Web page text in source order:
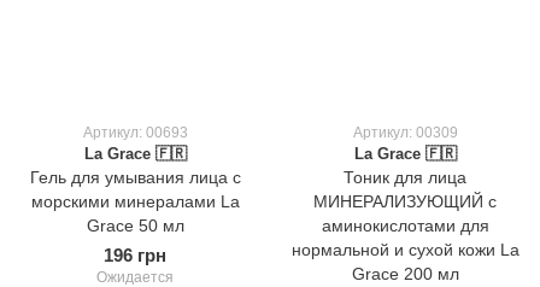
Артикул: 00693
La Grace 🇫🇷
Гель для умывания лица с
морскими минералами La
Grace 50 мл
196 грн
Ожидается
Артикул: 00309
La Grace 🇫🇷
Тоник для лица
МИНЕРАЛИЗУЮЩИЙ с
аминокислотами для
нормальной и сухой кожи La
Grace 200 мл